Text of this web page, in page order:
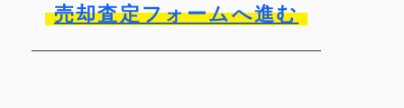
売却査定フォームへ進む